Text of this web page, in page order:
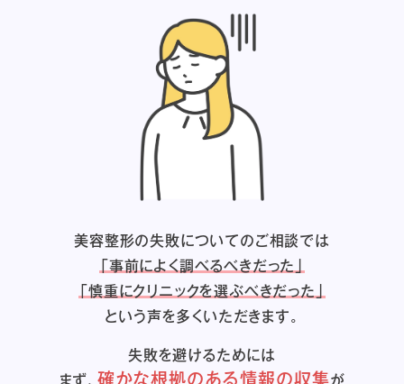
美容整形の失敗についてのご相談では
「事前によく調べるべきだった」
「慎重にクリニックを選ぶべきだった」
という声を多くいただきます。
失敗を避けるためには
まず、確かな根拠のある情報の収集が